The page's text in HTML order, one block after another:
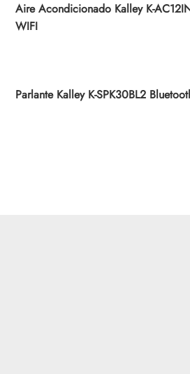
Aire Acondicionado Kalley K-
WIFI
Parlante Kalley K-SPK30BL2